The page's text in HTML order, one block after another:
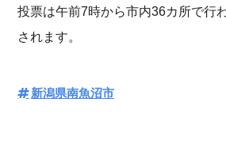
投票は午前7時から市内36カ所で行
されます。
新潟県南魚沼市